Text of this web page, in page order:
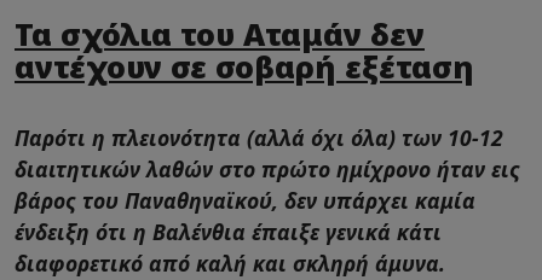
Τα σχόλια του Αταμάν δεν
αντέχουν σε σοβαρή εξέταση
Παρότι η πλειονότητα (αλλά όχι όλα) των 10-12
διαιτητικών λαθών στο πρώτο ημίχρονο ήταν εις
βάρος του Παναθηναϊκού, δεν υπάρχει καμία
ένδειξη ότι η Βαλένθια έπαιξε γενικά κάτι
διαφορετικό από καλή και σκληρή άμυνα.